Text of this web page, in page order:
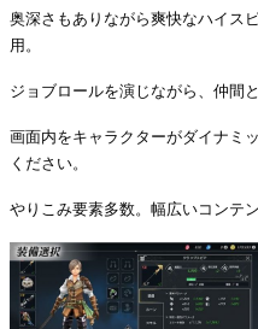
奥深さもありながら爽快なハイス
用。
ジョブロールを演じながら、仲間
画面内をキャラクターがダイナミ
ください。
やりこみ要素多数。幅広いコンテ